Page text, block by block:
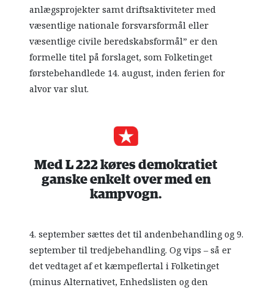
anlægsprojekter samt driftsaktiviteter med
væsentlige nationale forsvarsformål eller
væsentlige civile beredskabsformål” er den
formelle titel på forslaget, som Folketinget
førstebehandlede 14. august, inden ferien for
alvor var slut.
Med L 222 køres demokratiet
ganske enkelt over med en
kampvogn.
4. september sættes det til andenbehandling og 9.
september til tredjebehandling. Og vips – så er
det vedtaget af et kæmpeflertal i Folketinget
(minus Alternativet, Enhedslisten og den